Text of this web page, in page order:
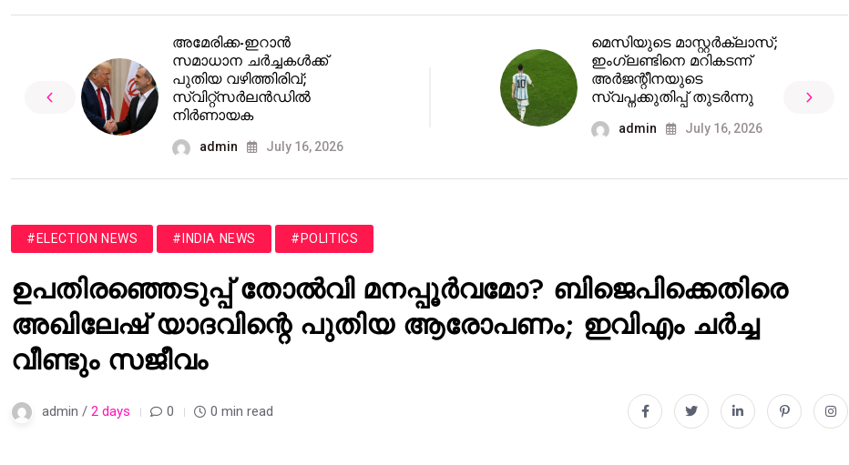
അമേരിക്ക-ഇറാൻ
സമാധാന ചർച്ചകൾക്ക്
പുതിയ വഴിത്തിരിവ്;
സ്വിറ്റ്സർലൻഡിൽ
നിർണായക
admin July 16, 2026
മെസിയുടെ മാസ്റ്റർക്ലാസ്;
ഇംഗ്ലണ്ടിനെ മറികടന്ന്
അർജന്റീനയുടെ
സ്വപ്നക്കുതിപ്പ് തുടർന്നു
admin July 16, 2026
#ELECTION NEWS #INDIA NEWS #POLITICS
ഉപതിരഞ്ഞെടുപ്പ് തോൽവി മനപ്പൂർവമോ? ബിജെപിക്കെതിരെ
അഖിലേഷ് യാദവിന്റെ പുതിയ ആരോപണം; ഇവിഎം ചർച്ച
വീണ്ടും സജീവം
admin / 2 days 0 0 min read